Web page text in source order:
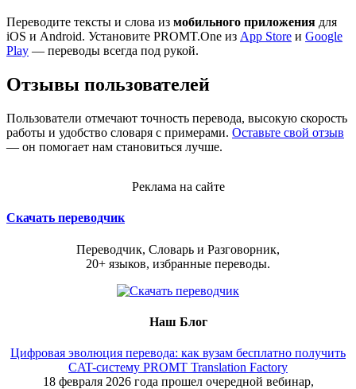
Переводите тексты и слова из мобильного приложения для
iOS и Android. Установите PROMT.One из App Store и Google
Play — переводы всегда под рукой.
Отзывы пользователей
Пользователи отмечают точность перевода, высокую скорость
работы и удобство словаря с примерами. Оставьте свой отзыв
— он помогает нам становиться лучше.
Реклама на сайте
Скачать переводчик
Переводчик, Словарь и Разговорник,
20+ языков, избранные переводы.
Наш Блог
Цифровая эволюция перевода: как вузам бесплатно получить
CAT-систему PROMT Translation Factory
18 февраля 2026 года прошел очередной вебинар,